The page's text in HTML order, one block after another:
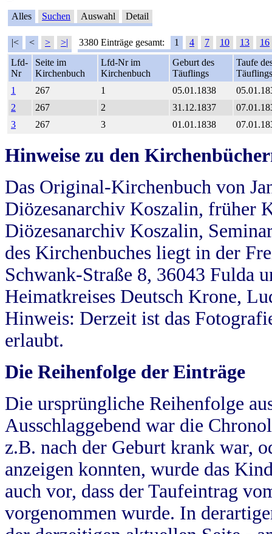
Alles Suchen Auswahl Detail
|< < > >| 3380 Einträge gesamt: 1 4 7 10 13
16
Lfd-
Nr
Seite im
Kirchenbuch
Lfd-Nr im
Kirchenbuch
Geburt des
Täuflings
Taufe
Täuflings
1
267 1 05.01.1838
2
267 2 31.12.1837
3
267 3 01.01.1838
Hinweise zu den
Das Original-Kirchenbuch von
Diözesanarchiv Koszalin, früher
Diözesanarchiv Koszalin,
des Kirchenbuches liegt in der
Schwank-Straße 8, 36043 Fulda
Heimatkreises Deutsch Krone,
Hinweis: Derzeit ist das
erlaubt.
Die Reihenfolge der Einträge
Die ursprüngliche Reihenfolge
Ausschlaggebend war die
z.B. nach der Geburt krank war,
anzeigen konnten, wurde das
auch vor, dass der Taufeintrag
vorgenommen wurde. In